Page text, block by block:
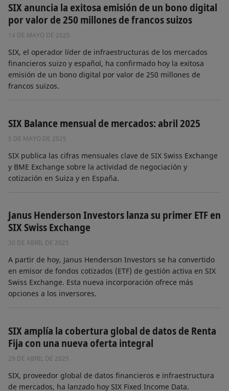
SIX anuncia la exitosa emisión de un bono digital
por valor de 250 millones de francos suizos
14 DE MAYO DE 2025
SIX, el operador líder de infraestructuras de los mercados
financieros suizo y español, ha confirmado hoy la exitosa
emisión de un bono digital por valor de 250 millones de
francos suizos.
SIX Balance mensual de mercados: abril 2025
5 DE MAYO DE 2025
SIX publica las cifras mensuales clave de SIX Swiss Exchange
y BME Exchange sobre la actividad de negociación y
cotización en Suiza y en España.
Janus Henderson Investors lanza su primer ETF en
SIX Swiss Exchange
30 DE ABRIL DE 2025
A partir de hoy, Janus Henderson Investors se ha convertido
en emisor de fondos cotizados (ETF) de gestión activa en SIX
Swiss Exchange. Esta nueva incorporación ofrece más
opciones a los inversores.
SIX amplía la cobertura global de datos de Renta
Fija con una nueva oferta integral
29 DE ABRIL DE 2025
SIX, proveedor global de datos financieros e infraestructura
de mercados, ha lanzado hoy SIX Fixed Income Data.